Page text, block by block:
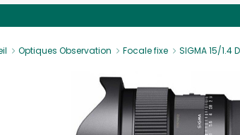
Optiques Observation Focale fixe SIGMA 15/1.4